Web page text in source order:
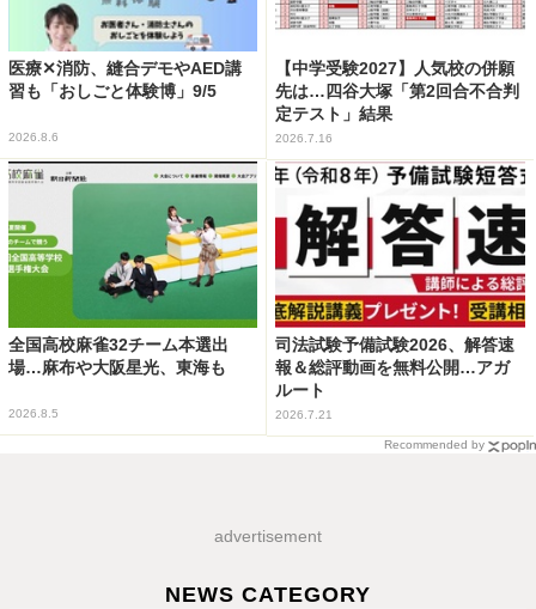
医療✕消防、縫合デモやAED講
習も「おしごと体験博」9/5
2026.8.6
【中学受験2027】人気校の併願
先は…四谷大塚「第2回合不合判
定テスト」結果
2026.7.16
全国高校麻雀32チーム本選出
場…麻布や大阪星光、東海も
2026.8.5
司法試験予備試験2026、解答速
報＆総評動画を無料公開…アガ
ルート
2026.7.21
Recommended by
advertisement
NEWS CATEGORY